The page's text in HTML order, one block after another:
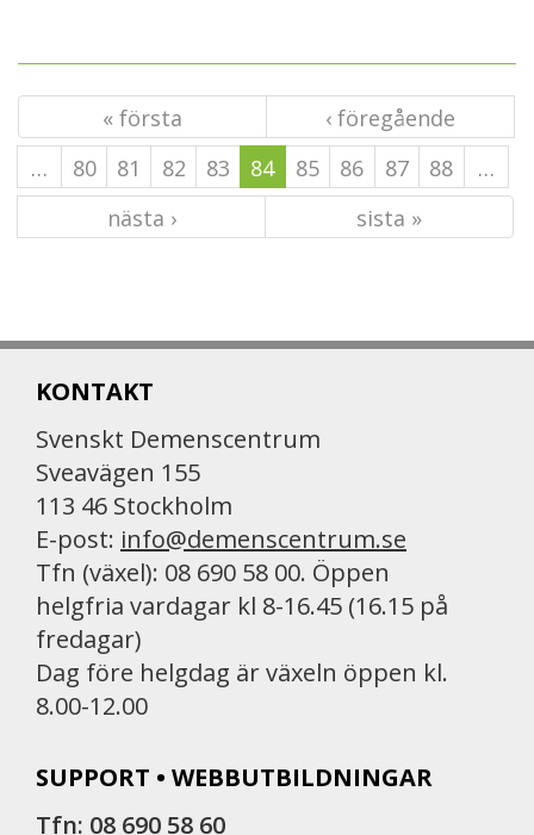
« första
‹ föregående
…
80 81 82 83 84 85 86 87 88
…
nästa ›
sista »
KONTAKT
Svenskt Demenscentrum
Sveavägen 155
113 46 Stockholm
E-post: info@demenscentrum.se
Tfn (växel): 08 690 58 00. Öppen
helgfria vardagar kl 8-16.45 (16.15 på
fredagar)
Dag före helgdag är växeln öppen kl.
8.00-12.00
SUPPORT • WEBBUTBILDNINGAR
Tfn: 08 690 58 60